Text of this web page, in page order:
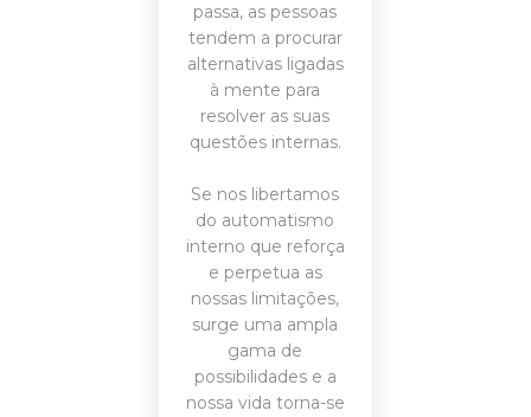
passa, as pessoas
tendem a procurar
alternativas ligadas
à mente para
resolver as suas
questões internas.
Se nos libertamos
do automatismo
interno que reforça
e perpetua as
nossas limitações,
surge uma ampla
gama de
possibilidades e a
nossa vida torna-se